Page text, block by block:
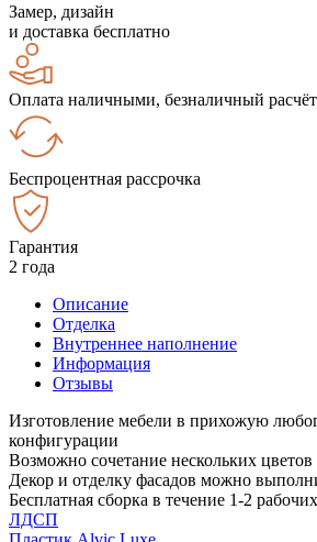
Замер, дизайн
и доставка бесплатно
Оплата наличными, безналичный расчёт
Беспроцентная рассрочка
Гарантия
2 года
Описание
Отделка
Внутреннее наполнение
Информация
Отзывы
Изготовление мебели в прихожую
конфигурации
Возможно сочетание нескольких
Декор и отделку фасадов можно
Бесплатная сборка в течение 1-2
ЛДСП